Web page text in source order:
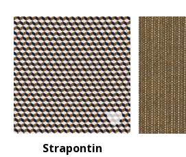
Strapontin